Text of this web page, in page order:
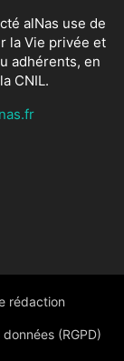
alNas use de
la Vie privée et
adhérents, en
CNIL.
rédaction
(RGPD)